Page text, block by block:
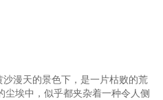
漫天的景色下，是一片枯败的荒
尘埃中，似乎都夹杂着一种令人侧